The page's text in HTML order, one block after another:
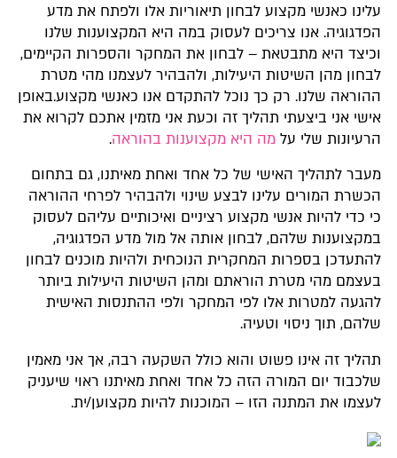
עלינו כאנשי מקצוע לבחון תיאוריות אלו ולפתח את מדע
הפדגוגיה. אנו צריכים לעסוק במה היא המקצוענות שלנו
וכיצד היא מתבטאת – לבחון את המחקר והספרות הקיימים,
לבחון מהן השיטות היעילות, ולהבהיר לעצמנו מהי מטרת
ההוראה שלנו. רק כך נוכל להתקדם אנו כאנשי מקצוע.באופן
אישי אני ביצעתי תהליך זה וכעת אני מזמין אתכם לקרוא את
הרעיונות שלי על מה היא מקצוענות בהוראה.
מעבר לתהליך האישי של כל אחד ואחת מאיתנו, גם בתחום
הכשרת המורים עלינו לבצע שינוי ולהבהיר לפרחי ההוראה
כי כדי להיות אנשי מקצוע רציניים ואיכותיים עליהם לעסוק
במקצוענות שלהם, לבחון אותה אל מול מדע הפדגוגיה,
להתעדכן בספרות המחקרית הנוכחית ולהיות מוכנים לבחון
בעצמם מהי מטרת הוראתם ומהן השיטות היעילות ביותר
להגעה למטרות אלו לפי המחקר ולפי ההתנסות האישית
שלהם, תוך ניסוי וטעיה.
תהליך זה אינו פשוט והוא כולל השקעה רבה, אך אני מאמין
שלכבוד יום המורה הזה כל אחד ואחת מאיתנו ראוי שיעניק
לעצמו את המתנה הזו – המוכנות להיות מקצוען/ית.